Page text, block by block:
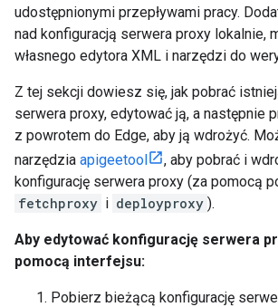
udostępnionymi przepływami pracy.
nad konfiguracją serwera proxy lokalnie,
własnego edytora XML i narzędzi do
Z tej sekcji dowiesz się, jak pobrać
serwera proxy, edytować ją, a następnie
z powrotem do Edge, aby ją wdrożyć.
narzędzia apigeetool
, aby pobrać i
konfigurację serwera proxy (za pomocą
fetchproxy i deployproxy ).
Aby edytować konfigurację serwera
pomocą interfejsu:
Pobierz bieżącą konfigurację